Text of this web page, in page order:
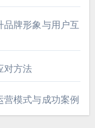
牌形象与用户互
对方法
模式与成功案例